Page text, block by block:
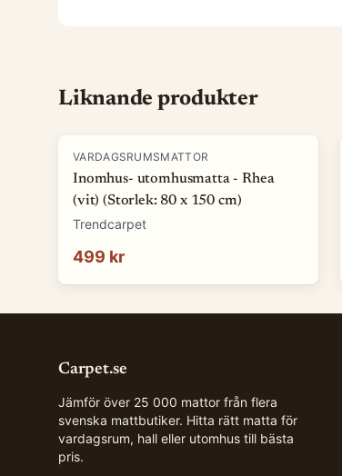
Liknande produkter
VARDAGSRUMSMATTOR
Inomhus- utomhusmatta - Rhea
(vit) (Storlek: 80 x 150 cm)
Trendcarpet
499 kr
Carpet.se
Jämför över 25 000 mattor från flera
svenska mattbutiker. Hitta rätt matta för
vardagsrum, hall eller utomhus till bästa
pris.